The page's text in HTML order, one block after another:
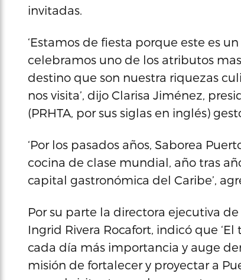
invitadas.
‘Estamos de fiesta porque este es
celebramos uno de los atributos
destino que son nuestra riquezas
nos visita’, dijo Clarisa Jiménez,
(PRHTA, por sus siglas en inglés)
‘Por los pasados años, Saborea
cocina de clase mundial, año tras
capital gastronómica del Caribe’,
Por su parte la directora ejecutiva
Ingrid Rivera Rocafort, indicó que
cada día más importancia y auge
misión de fortalecer y proyectar a